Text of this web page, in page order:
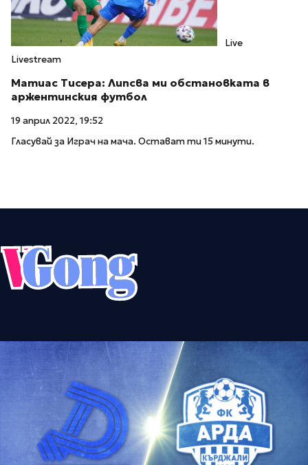
Live
Livestream
Матиас Тисера: Липсва ми обстановката в
аржентинския футбол
19 април 2022, 19:52
Гласувай за Играч на мача. Остават ти 15 минути.